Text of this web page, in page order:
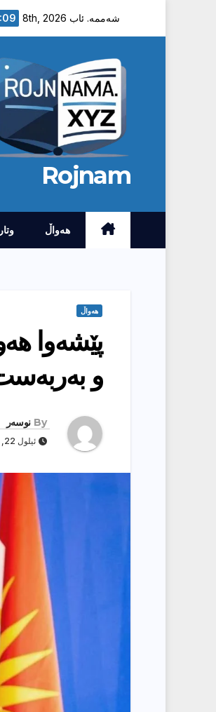
شەممە. ئاب 8th, 2026 AM
Rojnam
هەواڵ
هەواڵ
پێشەوا
و
By نوسەر
ئیلول 22, 2025